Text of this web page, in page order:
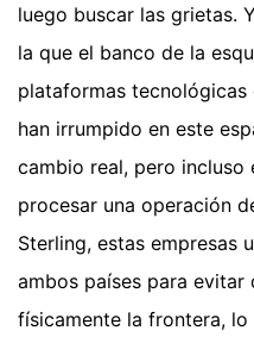
luego buscar las grietas.
la que el banco de la
plataformas
han irrumpido en este
cambio real, pero incluso
procesar una operación
Sterling, estas empresas
ambos países para evitar
físicamente la frontera,